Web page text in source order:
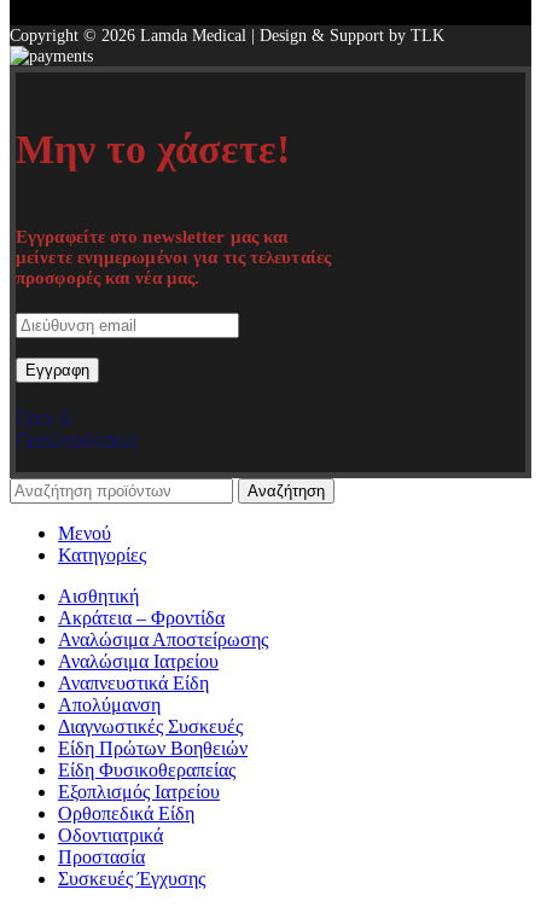
Copyright © 2026 Lamda Medical | Design & Support by TLK
Μην το χάσετε!
Εγγραφείτε στο newsletter μας και
μείνετε ενημερωμένοι για τις τελευταίες
προσφορές και νέα μας.
Όροι &
Προϋποθέσεις
Αναζήτηση
Μενού
Κατηγορίες
Αισθητική
Ακράτεια – Φροντίδα
Αναλώσιμα Αποστείρωσης
Αναλώσιμα Ιατρείου
Αναπνευστικά Είδη
Απολύμανση
Διαγνωστικές Συσκευές
Είδη Πρώτων Βοηθειών
Είδη Φυσικοθεραπείας
Εξοπλισμός Ιατρείου
Ορθοπεδικά Είδη
Οδοντιατρικά
Προστασία
Συσκευές Έγχυσης